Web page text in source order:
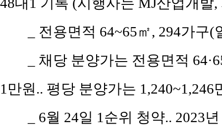
전용면적 64~65㎡, 294가구
채당 분양가는 전용면적
1만원.. 평당 분양가는 1,240~1,246
6월 24일 1순위 청약.. 2023